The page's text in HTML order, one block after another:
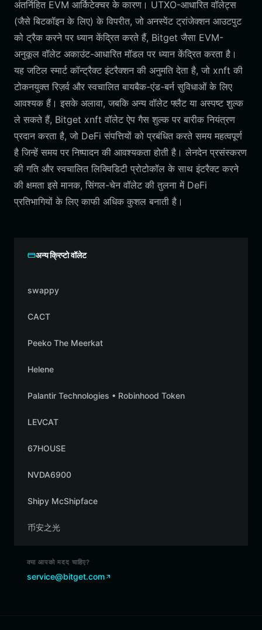
अंतर्निहित EVM आर्किटेक्चर के कारण। UTXO-आधारित वॉलेट्स
(जैसे बिटकॉइन के लिए) के विपरीत, जो अनस्पेंट ट्रांजेक्शन आउटपुट
को ट्रैक करने पर ध्यान केंद्रित करते हैं, Bitget जैसा EVM-
अनुकूल वॉलेट अकाउंट-आधारित मॉडल पर ध्यान केंद्रित करता है।
यह जटिल स्मार्ट कॉन्ट्रैक्ट इंटरैक्शन की अनुमति देता है, जो xnft की
टोकनयुक्त रिज़र्व और स्वचालित बायबैक-एंड-बर्न सुविधाओं के लिए
आवश्यक हैं। इसके अलावा, जबकि अन्य वॉलेट फ्लैट या अस्पष्ट शुल्क
ले सकते हैं, Bitget xnft वॉलेट ऐप गैस शुल्क पर बारीक नियंत्रण
प्रदान करता है, जो DeFi संपत्तियों को प्रबंधित करते समय महत्वपूर्ण
है जिन्हें समय पर निष्पादन की आवश्यकता होती है। लेनदेन प्रसंस्करण
की गति और स्वचालित लिक्विडिटी प्रोटोकॉल के साथ इंटरैक्ट करने
की क्षमता इसे मानक, सिंगल-चेन वॉलेट की तुलना में DeFi
प्रतिभागियों के लिए काफी अधिक कुशल बनाती है।
अन्य क्रिप्टो वॉलेट
swappy
CACT
Peeko The Meerkat
Helene
Palantir Technologies • Robinhood Token
LEVCAT
67HOUSE
NVDA6900
Shipy McShipface
币安之光
क्या आपको मदद चाहिए?
service@bitget.com